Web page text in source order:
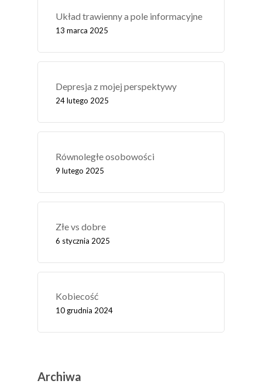
Układ trawienny a pole informacyjne
13 marca 2025
Depresja z mojej perspektywy
24 lutego 2025
Równoległe osobowości
9 lutego 2025
Złe vs dobre
6 stycznia 2025
Kobiecość
10 grudnia 2024
Archiwa